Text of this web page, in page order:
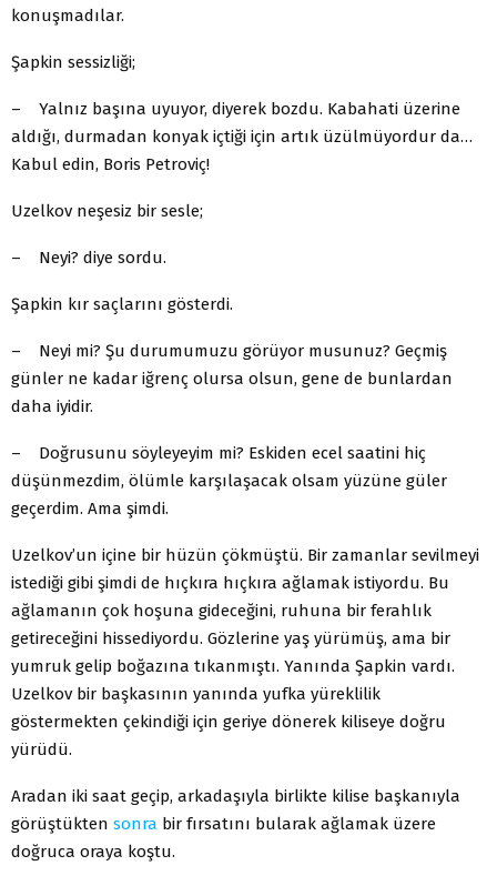
konuşmadılar.
Şapkin sessizliği;
– Yalnız başına uyuyor, diyerek bozdu. Kabahati üzerine
aldığı, durmadan konyak içtiği için artık üzülmüyordur da…
Kabul edin, Boris Petroviç!
Uzelkov neşesiz bir sesle;
– Neyi? diye sordu.
Şapkin kır saçlarını gösterdi.
– Neyi mi? Şu durumumuzu görüyor musunuz? Geçmiş
günler ne kadar iğrenç olursa olsun, gene de bunlardan
daha iyidir.
– Doğrusunu söyleyeyim mi? Eskiden ecel saatini hiç
düşünmezdim, ölümle karşılaşacak olsam yüzüne güler
geçerdim. Ama şimdi.
Uzelkov’un içine bir hüzün çökmüştü. Bir zamanlar sevilmeyi
istediği gibi şimdi de hıçkıra hıçkıra ağlamak istiyordu. Bu
ağlamanın çok hoşuna gideceğini, ruhuna bir ferahlık
getireceğini hissediyordu. Gözlerine yaş yürümüş, ama bir
yumruk gelip boğazına tıkanmıştı. Yanında Şapkin vardı.
Uzelkov bir başkasının yanında yufka yüreklilik
göstermekten çekindiği için geriye dönerek kiliseye doğru
yürüdü.
Aradan iki saat geçip, arkadaşıyla birlikte kilise başkanıyla
görüştükten sonra bir fırsatını bularak ağlamak üzere
doğruca oraya koştu.